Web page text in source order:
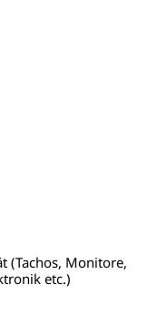
(Tachos, Monitore,
etc.)